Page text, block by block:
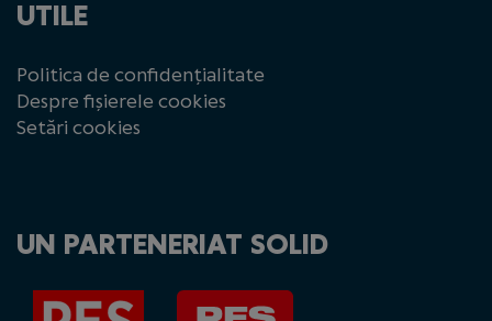
UTILE
Politica de confidențialitate
Despre fișierele cookies
Setări cookies
UN PARTENERIAT SOLID